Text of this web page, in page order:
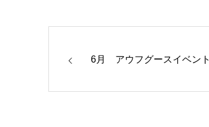
6月 アウフグースイベント